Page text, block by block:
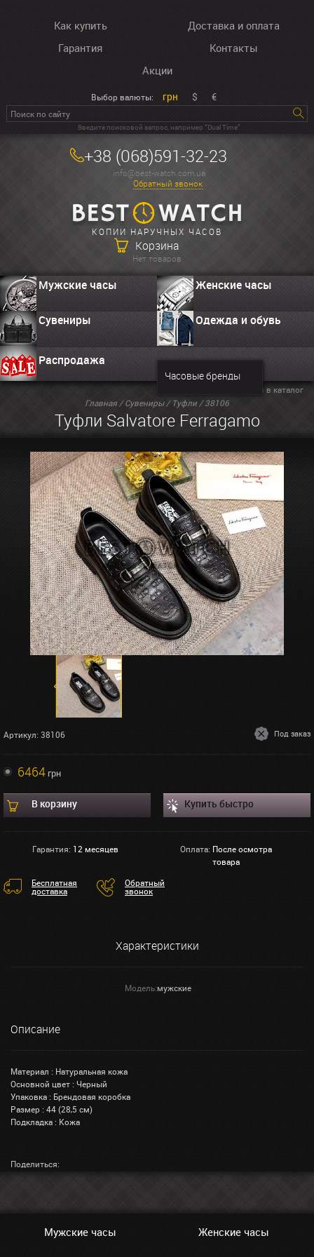
Как купить
Доставка и оплата
Гарантия
Контакты
Акции
Выбор валюты: грн $ €
Введите поисковой запрос, например “Dual Time”
+38 (068)591-32-23
info@best-watch.com.ua
Обратный звонок
КОПИИ НАРУЧНЫХ ЧАСОВ
Корзина
Нет товаров
Мужские часы Женские часы
Сувениры Одежда и обувь
Распродажа
Часовые бренды
Главная /Сувениры/ Туфли / 38106
Туфли Salvatore Ferragamo
Вернуться в каталог
Артикул: 38106 Под заказ
6464грн
В корзину Купить быстро
Гарантия: 12 месяцев Оплата: После осмотра
товара
Бесплатная
доставка
Обратный
звонок
Характеристики
Модель:мужские
Описание
Материал : Натуральная кожа
Основной цвет : Черный
Упаковка : Брендовая коробка
Размер : 44 (28,5 см)
Подкладка : Кожа
Поделиться:
Мужские часы Женские часы